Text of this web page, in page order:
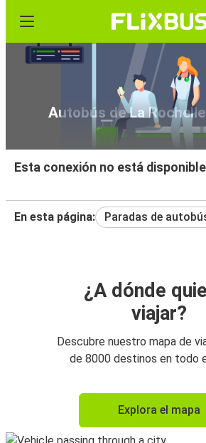
Autobús de La
Esta conexión no está
En esta página: Paradas de
¿A dónde
viajar?
Descubre nuestro mapa de
de 8000 destinos en todo
Explora el mapa